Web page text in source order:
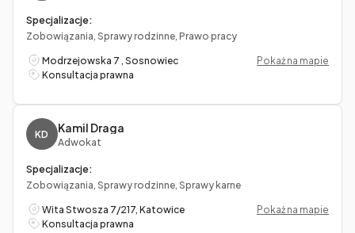
Specjalizacje:
Zobowiązania, Sprawy rodzinne, Prawo pracy
Modrzejowska 7 , Sosnowiec
Pokaż na mapie
Konsultacja prawna
KD Kamil Draga
Adwokat
Specjalizacje:
Zobowiązania, Sprawy rodzinne, Sprawy karne
Wita Stwosza 7/217, Katowice
Pokaż na mapie
Konsultacja prawna